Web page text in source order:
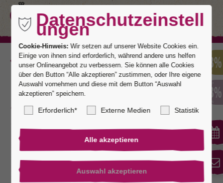
Zurück
Karlsruhe 3
Datenschutzeinstell
ungen
Cookie-Hinweis: Wir setzen auf unserer Website Cookies ein.
Einige von ihnen sind erforderlich, während andere uns helfen
unser Onlineangebot zu verbessern. Sie können alle Cookies
über den Button “Alle akzeptieren” zustimmen, oder Ihre eigene
Auswahl vornehmen und diese mit dem Button “Auswahl
akzeptieren” speichern.
Erforderlich* Externe Medien Statistik